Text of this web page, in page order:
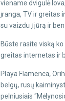
viename dvigulė
įranga, TV ir greitas
su vaizdu į jūrą ir
Būste rasite viską
greitas internetas ir
Playa Flamenca,
belgų, rusų
pelniusiais